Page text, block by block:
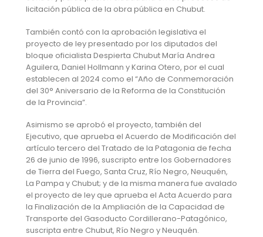
licitación pública de la obra pública en Chubut.
También contó con la aprobación legislativa el
proyecto de ley presentado por los diputados del
bloque oficialista Despierta Chubut María Andrea
Aguilera, Daniel Hollmann y Karina Otero, por el cual
establecen al 2024 como el “Año de Conmemoración
del 30° Aniversario de la Reforma de la Constitución
de la Provincia”.
Asimismo se aprobó el proyecto, también del
Ejecutivo, que aprueba el Acuerdo de Modificación del
artículo tercero del Tratado de la Patagonia de fecha
26 de junio de 1996, suscripto entre los Gobernadores
de Tierra del Fuego, Santa Cruz, Río Negro, Neuquén,
La Pampa y Chubut; y de la misma manera fue avalado
el proyecto de ley que aprueba el Acta Acuerdo para
la Finalización de la Ampliación de la Capacidad de
Transporte del Gasoducto Cordillerano-Patagónico,
suscripta entre Chubut, Río Negro y Neuquén.